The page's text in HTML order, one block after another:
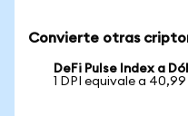
Convierte otras
DeFi Pulse Index a
1 DPI equivale a 40,99